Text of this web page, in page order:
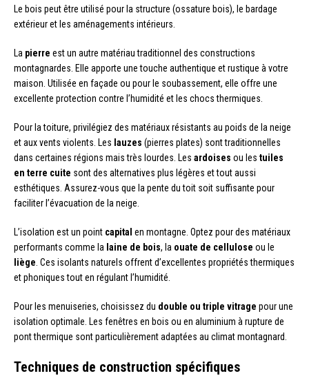
Le bois peut être utilisé pour la structure (ossature bois), le bardage
extérieur et les aménagements intérieurs.
La pierre est un autre matériau traditionnel des constructions
montagnardes. Elle apporte une touche authentique et rustique à votre
maison. Utilisée en façade ou pour le soubassement, elle offre une
excellente protection contre l’humidité et les chocs thermiques.
Pour la toiture, privilégiez des matériaux résistants au poids de la neige
et aux vents violents. Les lauzes (pierres plates) sont traditionnelles
dans certaines régions mais très lourdes. Les ardoises ou les tuiles
en terre cuite sont des alternatives plus légères et tout aussi
esthétiques. Assurez-vous que la pente du toit soit suffisante pour
faciliter l’évacuation de la neige.
L’isolation est un point capital en montagne. Optez pour des matériaux
performants comme la laine de bois, la ouate de cellulose ou le
liège . Ces isolants naturels offrent d’excellentes propriétés thermiques
et phoniques tout en régulant l’humidité.
Pour les menuiseries, choisissez du double ou triple vitrage pour une
isolation optimale. Les fenêtres en bois ou en aluminium à rupture de
pont thermique sont particulièrement adaptées au climat montagnard.
Techniques de construction spécifiques